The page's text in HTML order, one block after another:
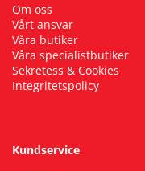
Om oss
Vårt ansvar
Våra butiker
Våra specialistbutiker
Sekretess & Cookies
Integritetspolicy
Kundservice